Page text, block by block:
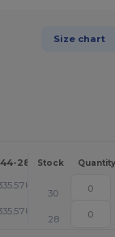
Size chart
287 288 + More
Stock Quantity
kč +
30
kč +
28